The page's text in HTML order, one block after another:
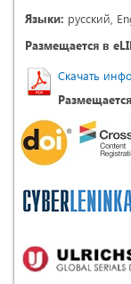
Языки: русский,
Размещается в
Скачать